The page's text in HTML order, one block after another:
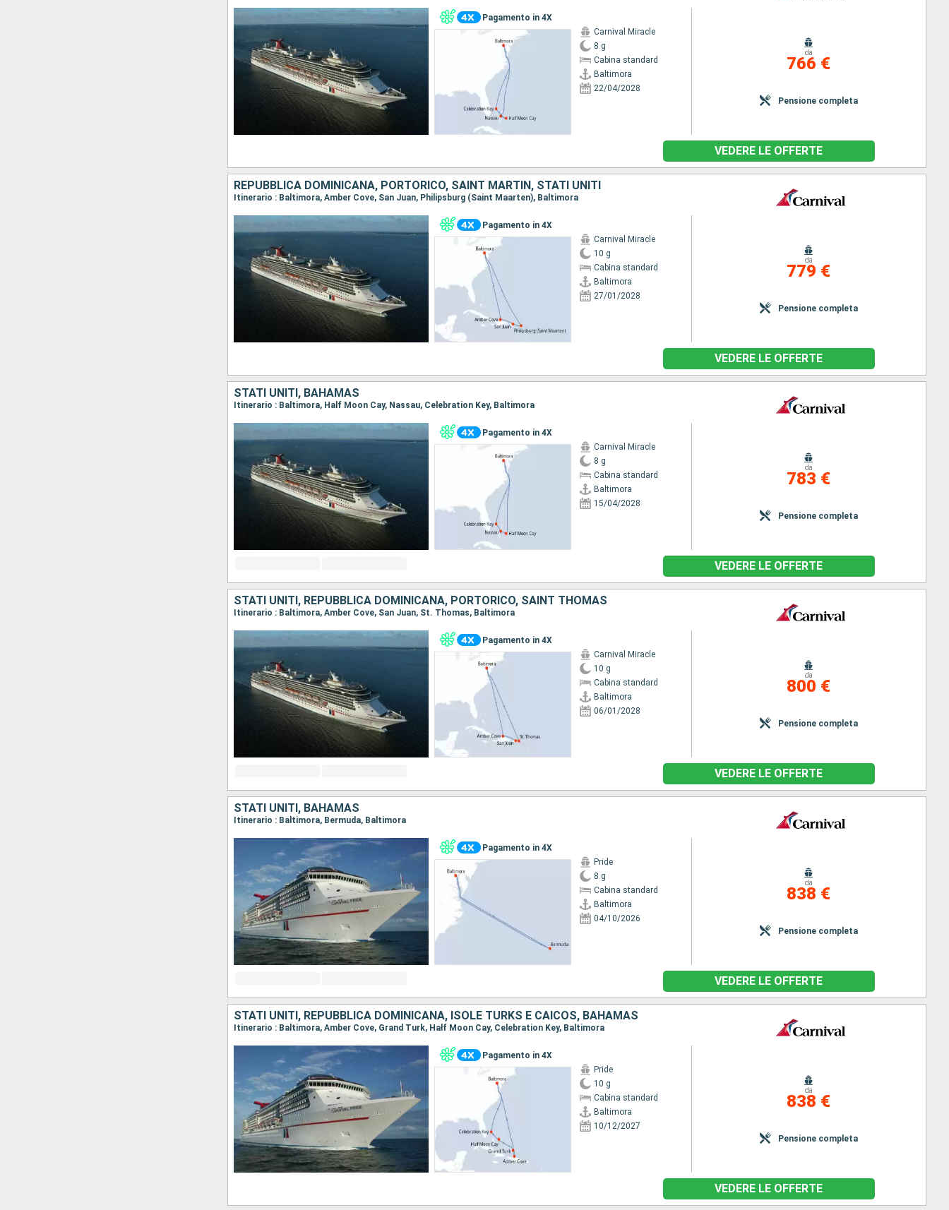
Pagamento in 4X
Carnival Miracle
8 g
Cabina standard
Baltimora
22/04/2028
da
766 €
Pensione completa
VEDERE LE OFFERTE
REPUBBLICA DOMINICANA, PORTORICO, SAINT MARTIN, STATI UNITI
Itinerario : Baltimora, Amber Cove, San Juan, Philipsburg (Saint Maarten), Baltimora
Pagamento in 4X
Carnival Miracle
10 g
Cabina standard
Baltimora
27/01/2028
da
779 €
Pensione completa
VEDERE LE OFFERTE
STATI UNITI, BAHAMAS
Itinerario : Baltimora, Half Moon Cay, Nassau, Celebration Key, Baltimora
Pagamento in 4X
Carnival Miracle
8 g
Cabina standard
Baltimora
15/04/2028
da
783 €
Pensione completa
VEDERE LE OFFERTE
STATI UNITI, REPUBBLICA DOMINICANA, PORTORICO, SAINT THOMAS
Itinerario : Baltimora, Amber Cove, San Juan, St. Thomas, Baltimora
Pagamento in 4X
Carnival Miracle
10 g
Cabina standard
Baltimora
06/01/2028
da
800 €
Pensione completa
VEDERE LE OFFERTE
STATI UNITI, BAHAMAS
Itinerario : Baltimora, Bermuda, Baltimora
Pagamento in 4X
Pride
8 g
Cabina standard
Baltimora
04/10/2026
da
838 €
Pensione completa
VEDERE LE OFFERTE
STATI UNITI, REPUBBLICA DOMINICANA, ISOLE TURKS E CAICOS, BAHAMAS
Itinerario : Baltimora, Amber Cove, Grand Turk, Half Moon Cay, Celebration Key, Baltimora
Pagamento in 4X
Pride
10 g
Cabina standard
Baltimora
10/12/2027
da
838 €
Pensione completa
VEDERE LE OFFERTE